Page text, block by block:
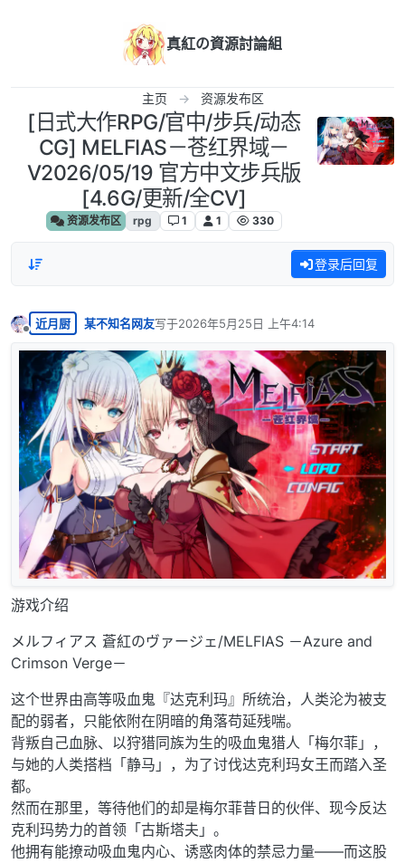
真紅の資源討論組
主页 资源发布区
[日式大作RPG/官中/步兵/动态
CG] MELFIAS－苍红界域－
V2026/05/19 官方中文步兵版
[4.6G/更新/全CV]
资源发布区 rpg 1 1 330
登录后回复
离线
近月厨 某不知名网友写于2026年5月25日 上午4:14
最后由 编辑
游戏介绍
メルフィアス 蒼紅のヴァージェ/MELFIAS －Azure and
Crimson Verge－
这个世界由高等吸血鬼『达克利玛』所统治，人类沦为被支
配的弱者，只能依附在阴暗的角落苟延残喘。
背叛自己血脉、以狩猎同族为生的吸血鬼猎人「梅尔菲」，
与她的人类搭档「静马」，为了讨伐达克利玛女王而踏入圣
都。
然而在那里，等待他们的却是梅尔菲昔日的伙伴、现今反达
克利玛势力的首领「古斯塔夫」。
他拥有能撩动吸血鬼内心、诱惑肉体的禁忌力量——而这股